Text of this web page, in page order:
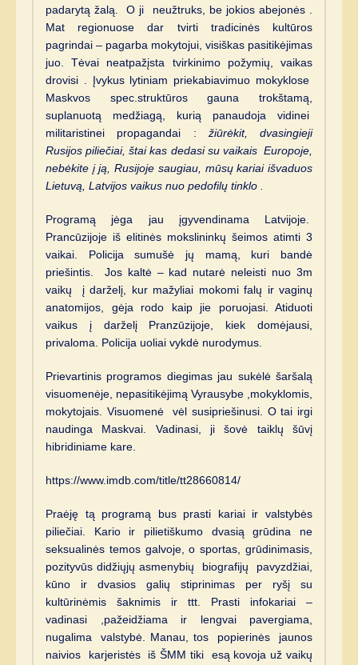
padarytą žalą. O ji neužtruks, be jokios abejonės .
Mat regionuose dar tvirti tradicinės kultūros
pagrindai – pagarba mokytojui, visiškas pasitikėjimas
juo. Tėvai neatpažįsta tvirkinimo požymių, vaikas
drovisi . Įvykus lytiniam priekabiavimuo mokyklose
Maskvos spec.struktūros gauna trokštamą,
suplanuotą medžiagą, kurią panaudoja vidinei
militaristinei propagandai : žiūrėkit, dvasingieji
Rusijos piliečiai, štai kas dedasi su vaikais Europoje,
nebėkite į ją, Rusijoje saugiau, mūsų kariai išvaduos
Lietuvą, Latvijos vaikus nuo pedofilų tinklo .
Programą jėga jau įgyvendinama Latvijoje.
Prancūzijoje iš elitinės mokslininkų šeimos atimti 3
vaikai. Policija sumušė jų mamą, kuri bandė
priešintis. Jos kaltė – kad nutarė neleisti nuo 3m
vaikų į darželį, kur mažyliai mokomi falų ir vaginų
anatomijos, gėja rodo kaip jie poruojasi. Atiduoti
vaikus į darželį Pranzūzijoje, kiek domėjausi,
privaloma. Policija uoliai vykdė nurodymus.
Prievartinis programos diegimas jau sukėlė šaršalą
visuomenėje, nepasitikėjimą Vyrausybe ,mokyklomis,
mokytojais. Visuomenė vėl susipriešinusi. O tai irgi
naudinga Maskvai. Vadinasi, ji šovė taiklų šūvį
hibridiniame kare.
https://www.imdb.com/title/tt28660814/
Praėję tą programą bus prasti kariai ir valstybės
piliečiai. Kario ir pilietiškumo dvasią grūdina ne
seksualinės temos galvoje, o sportas, grūdinimasis,
pozityvūs didžiųjų asmenybių biografijų pavyzdžiai,
kūno ir dvasios galių stiprinimas per ryšį su
kultūrinėmis šaknimis ir ttt. Prasti infokariai –
vadinasi ,pažeidžiama ir lengvai pavergiama,
nugalima valstybė. Manau, tos popierinės jaunos
naivios karjeristės iš ŠMM tiki esą kovoja už vaikų